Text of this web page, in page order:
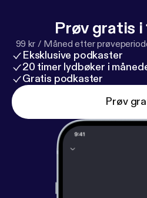
Prøv gratis i
99 kr / Måned etter
Eksklusive podkaster
20 timer lydbøker i
Gratis podkaster
Prøv